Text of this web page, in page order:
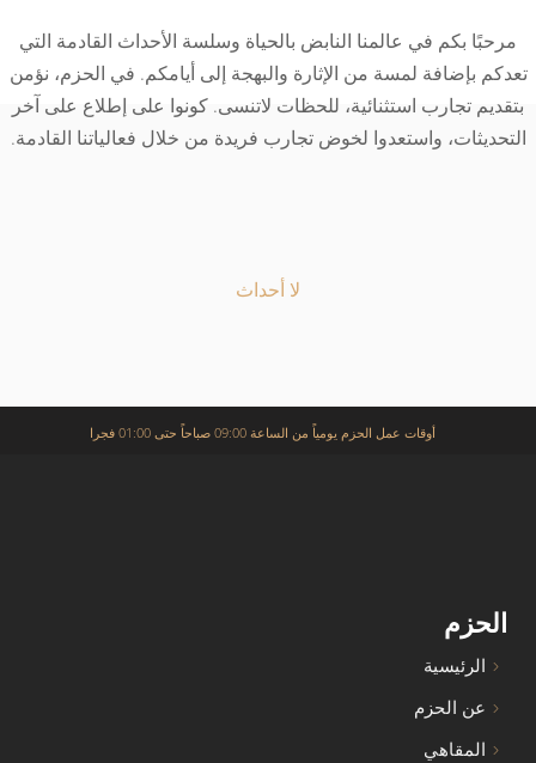
مرحبًا بكم في عالمنا النابض بالحياة وسلسة الأحداث القادمة التي
تعدكم بإضافة لمسة من الإثارة والبهجة إلى أيامكم. في الحزم، نؤمن
بتقديم تجارب استثنائية، للحظات لاتنسى. كونوا على إطلاع على آخر
التحديثات، واستعدوا لخوض تجارب فريدة من خلال فعالياتنا القادمة.
لا أحداث
أوقات عمل الحزم يومياً من الساعة 09:00 صباحاً حتى 01:00 فجرا
الحزم
الرئيسية
عن الحزم
المقاهي